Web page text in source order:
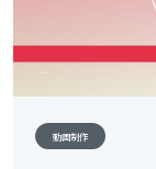
動画制作